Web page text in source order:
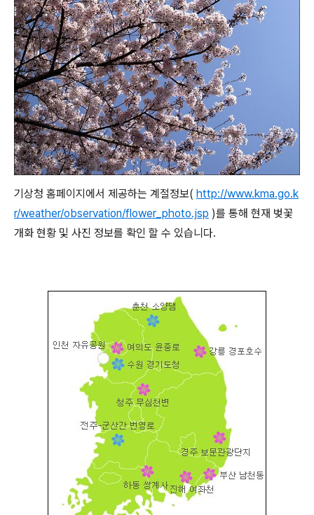
기상청 홈페이지에서 제공하는 계절정보( http://www.kma.go.k
r/weather/observation/flower_photo.jsp )를 통해 현재 벚꽃
개화 현황 및 사진 정보를 확인 할 수 있습니다.